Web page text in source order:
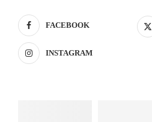
FACEBOOK
INSTAGRAM